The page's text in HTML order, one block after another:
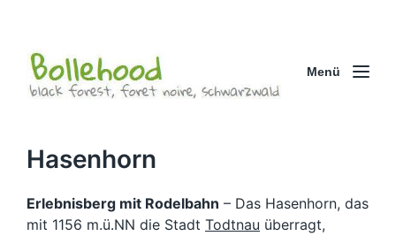
Menü
Hasenhorn
Erlebnisberg mit Rodelbahn – Das Hasenhorn, das
mit 1156 m.ü.NN die Stadt Todtnau überragt,